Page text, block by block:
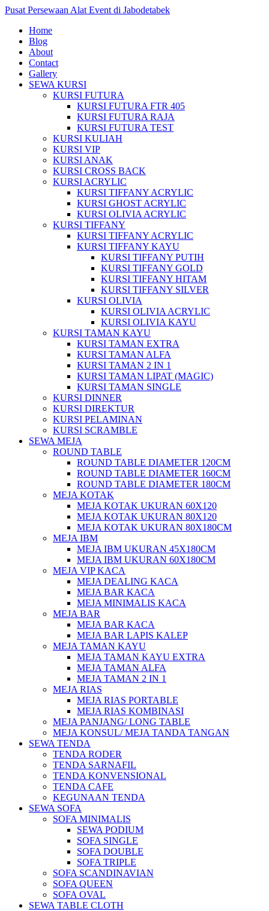
Pusat Persewaan Alat Event di Jabodetabek
Home
Blog
About
Contact
Gallery
SEWA KURSI
KURSI FUTURA
KURSI FUTURA FTR 405
KURSI FUTURA RAJA
KURSI FUTURA TEST
KURSI KULIAH
KURSI VIP
KURSI ANAK
KURSI CROSS BACK
KURSI ACRYLIC
KURSI TIFFANY ACRYLIC
KURSI GHOST ACRYLIC
KURSI OLIVIA ACRYLIC
KURSI TIFFANY
KURSI TIFFANY ACRYLIC
KURSI TIFFANY KAYU
KURSI TIFFANY PUTIH
KURSI TIFFANY GOLD
KURSI TIFFANY HITAM
KURSI TIFFANY SILVER
KURSI OLIVIA
KURSI OLIVIA ACRYLIC
KURSI OLIVIA KAYU
KURSI TAMAN KAYU
KURSI TAMAN EXTRA
KURSI TAMAN ALFA
KURSI TAMAN 2 IN 1
KURSI TAMAN LIPAT (MAGIC)
KURSI TAMAN SINGLE
KURSI DINNER
KURSI DIREKTUR
KURSI PELAMINAN
KURSI SCRAMBLE
SEWA MEJA
ROUND TABLE
ROUND TABLE DIAMETER 120CM
ROUND TABLE DIAMETER 160CM
ROUND TABLE DIAMETER 180CM
MEJA KOTAK
MEJA KOTAK UKURAN 60X120
MEJA KOTAK UKURAN 80X120
MEJA KOTAK UKURAN 80X180CM
MEJA IBM
MEJA IBM UKURAN 45X180CM
MEJA IBM UKURAN 60X180CM
MEJA VIP KACA
MEJA DEALING KACA
MEJA BAR KACA
MEJA MINIMALIS KACA
MEJA BAR
MEJA BAR KACA
MEJA BAR LAPIS KALEP
MEJA TAMAN KAYU
MEJA TAMAN KAYU EXTRA
MEJA TAMAN ALFA
MEJA TAMAN 2 IN 1
MEJA RIAS
MEJA RIAS PORTABLE
MEJA RIAS KOMBINASI
MEJA PANJANG/ LONG TABLE
MEJA KONSUL/ MEJA TANDA TANGAN
SEWA TENDA
TENDA RODER
TENDA SARNAFIL
TENDA KONVENSIONAL
TENDA CAFE
KEGUNAAN TENDA
SEWA SOFA
SOFA MINIMALIS
SEWA PODIUM
SOFA SINGLE
SOFA DOUBLE
SOFA TRIPLE
SOFA SCANDINAVIAN
SOFA QUEEN
SOFA OVAL
SEWA TABLE CLOTH